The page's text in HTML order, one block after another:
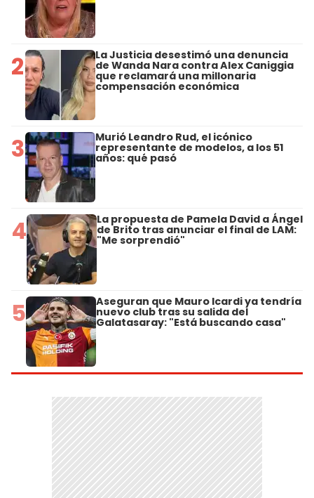
2 La Justicia desestimó una denuncia
de Wanda Nara contra Alex Caniggia
que reclamará una millonaria
compensación económica
3 Murió Leandro Rud, el icónico
representante de modelos, a los 51
años: qué pasó
4 La propuesta de Pamela David a Ángel
de Brito tras anunciar el final de LAM:
"Me sorprendió"
5 Aseguran que Mauro Icardi ya tendría
nuevo club tras su salida del
Galatasaray: "Está buscando casa"